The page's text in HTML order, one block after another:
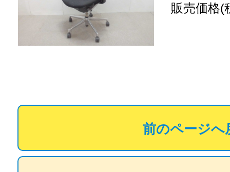
販売価格(
前のページへ